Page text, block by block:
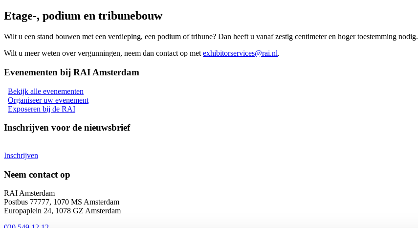
Etage-, podium en tribunebouw
Wilt u een stand bouwen met een verdieping, een podium of tribune? Dan heeft u vanaf zestig centimeter en hoger toestemming nodig.
Wilt u meer weten over vergunningen, neem dan contact op met exhibitorservices@rai.nl.
Evenementen bij RAI Amsterdam
Bekijk alle evenementen
Organiseer uw evenement
Exposeren bij de RAI
Inschrijven voor de nieuwsbrief
Inschrijven
Neem contact op
RAI Amsterdam
Postbus 77777, 1070 MS Amsterdam
Europaplein 24, 1078 GZ Amsterdam